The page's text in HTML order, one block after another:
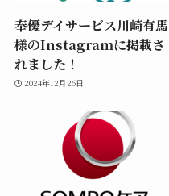
奉優デイサービス川崎有馬
様のInstagramに掲載さ
れました！
2024年12月26日